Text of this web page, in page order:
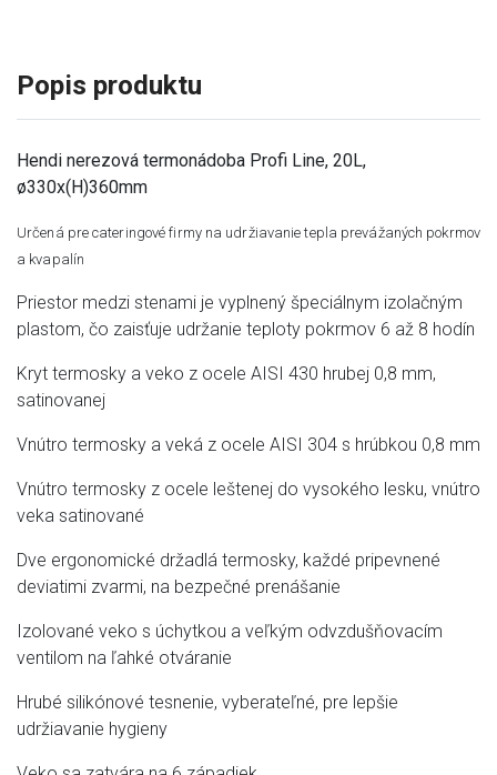
Popis produktu
Hendi nerezová termonádoba Profi Line, 20L,
ø330x(H)360mm
Určená pre cateringové firmy na udržiavanie tepla prevážaných pokrmov
a kvapalín
Priestor medzi stenami je vyplnený špeciálnym izolačným
plastom, čo zaisťuje udržanie teploty pokrmov 6 až 8 hodín
Kryt termosky a veko z ocele AISI 430 hrubej 0,8 mm,
satinovanej
Vnútro termosky a veká z ocele AISI 304 s hrúbkou 0,8 mm
Vnútro termosky z ocele leštenej do vysokého lesku, vnútro
veka satinované
Dve ergonomické držadlá termosky, každé pripevnené
deviatimi zvarmi, na bezpečné prenášanie
Izolované veko s úchytkou a veľkým odvzdušňovacím
ventilom na ľahké otváranie
Hrubé silikónové tesnenie, vyberateľné, pre lepšie
udržiavanie hygieny